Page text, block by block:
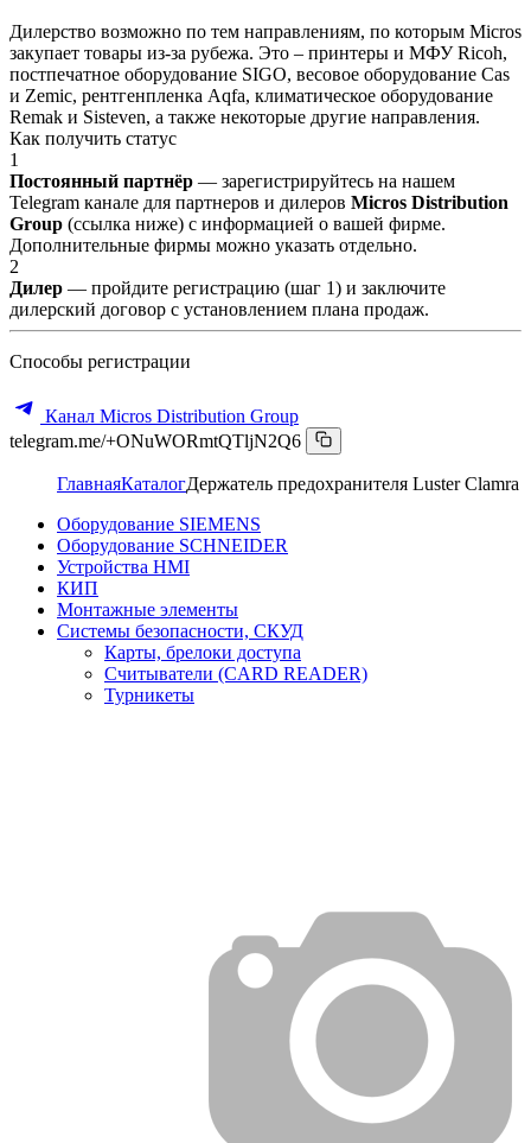
Дилерство возможно по тем направлениям, по которым Micros
закупает товары из-за рубежа. Это – принтеры и МФУ Ricoh,
постпечатное оборудование SIGO, весовое оборудование Cas
и Zemic, рентгенпленка Aqfa, климатическое оборудование
Remak и Sisteven, а также некоторые другие направления.
Как получить статус
1
Постоянный партнёр — зарегистрируйтесь на нашем
Telegram канале для партнеров и дилеров Micros Distribution
Group (ссылка ниже) с информацией о вашей фирме.
Дополнительные фирмы можно указать отдельно.
2
Дилер — пройдите регистрацию (шаг 1) и заключите
дилерский договор с установлением плана продаж.
Способы регистрации
Канал Micros Distribution Group
telegram.me/+ONuWORmtQTljN2Q6
ГлавнаяКаталогДержатель предохранителя Luster Clamra
Оборудование SIEMENS
Оборудование SCHNEIDER
Устройства HMI
КИП
Монтажные элементы
Системы безопасности, СКУД
Карты, брелоки доступа
Считыватели (CARD READER)
Турникеты